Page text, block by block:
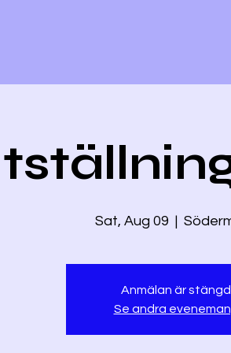
Sat, Aug 09
  |
Anmälan är stängd
Se andra